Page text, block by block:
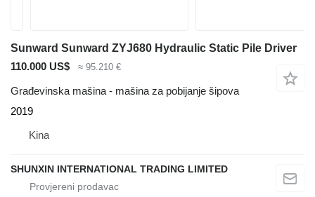
Sunward Sunward ZYJ680 Hydraulic Static Pile Driver
110.000 US$
≈ 95.210 €
Građevinska mašina - mašina za pobijanje šipova
2019
Kina
SHUNXIN INTERNATIONAL TRADING LIMITED